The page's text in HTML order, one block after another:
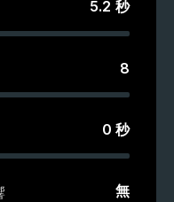
5.2 秒
8
0 秒
無